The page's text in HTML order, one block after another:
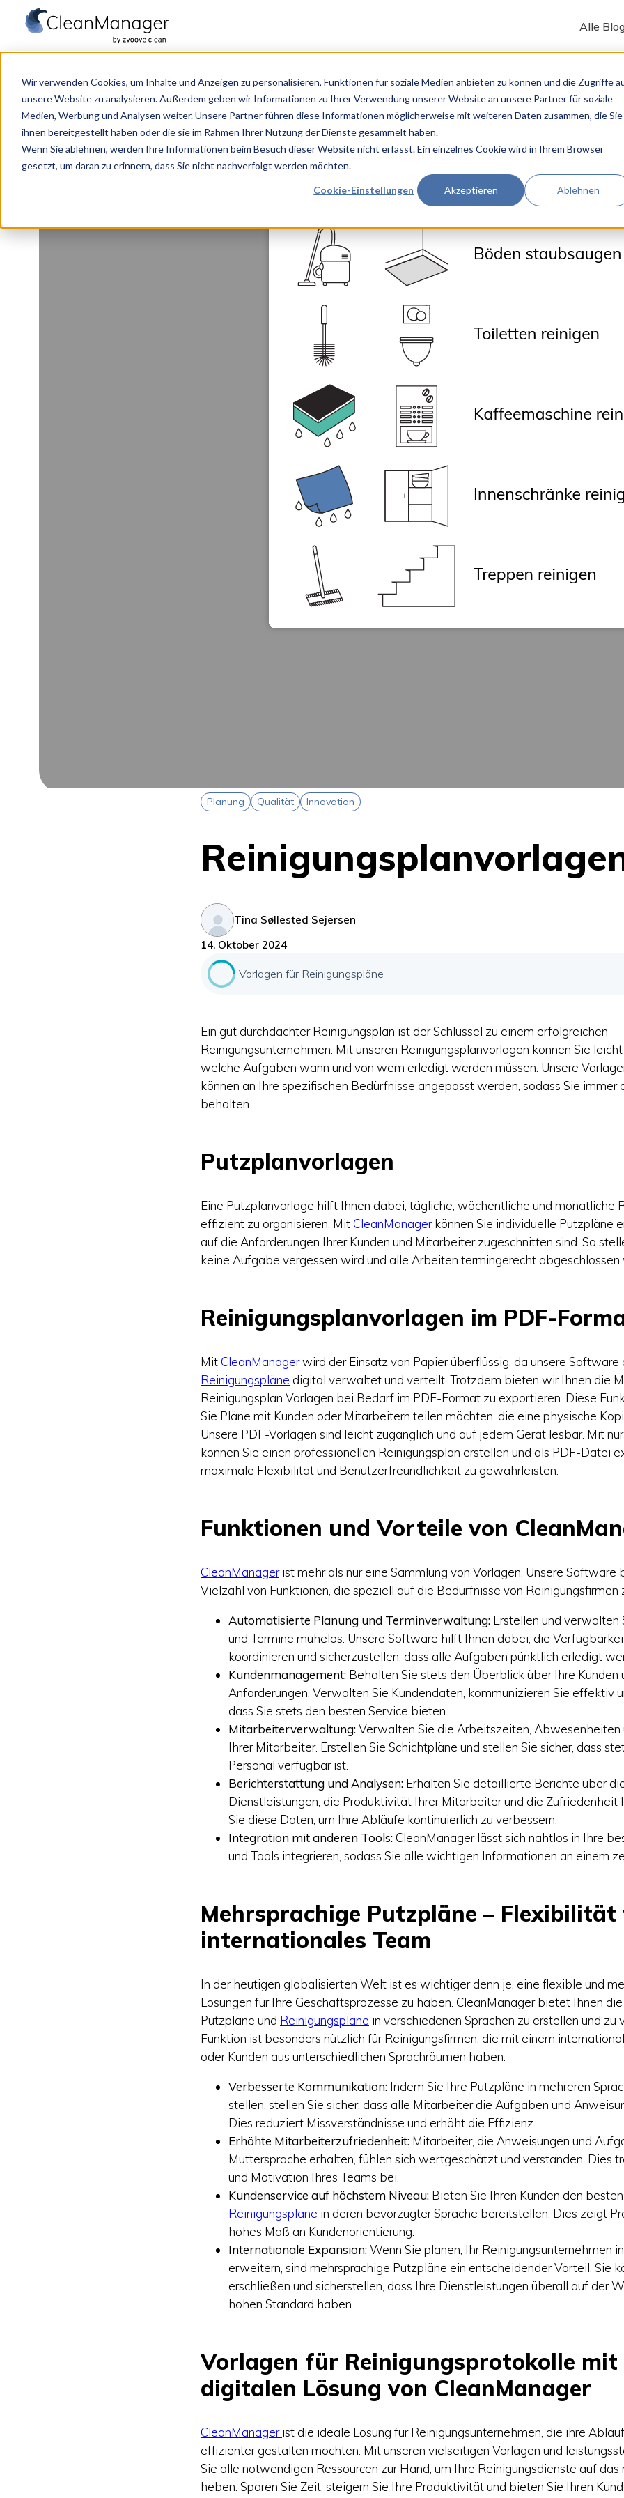
Wir verwenden Cookies, um Inhalte und Anzeigen zu personalisieren, Funktionen für soziale Medien anbieten zu können und die Zugriffe
unsere Website zu analysieren. Außerdem geben wir Informationen zu Ihrer Verwendung unserer Website an unsere Partner für soziale
Medien, Werbung und Analysen weiter. Unsere Partner führen diese Informationen möglicherweise mit weiteren Daten zusammen, die Sie
ihnen bereitgestellt haben oder die sie im Rahmen Ihrer Nutzung der Dienste gesammelt haben.
Wenn Sie ablehnen, werden Ihre Informationen beim Besuch dieser Website nicht erfasst. Ein einzelnes Cookie wird in Ihrem Browser
gesetzt, um daran zu erinnern, dass Sie nicht nachverfolgt werden möchten.
Cookie-Einstellungen Akzeptieren Ablehnen
a
e
Alle
Planung Qualität Innovation
Tina Søllested Sejersen
14. Oktober 2024
Vorlagen für Reinigungspläne
Ein gut durchdachter Reinigungsplan ist der Schlüssel zu einem erfolgreichen
Reinigungsunternehmen. Mit unseren Reinigungsplanvorlagen können Sie
welche Aufgaben wann und von wem erledigt werden müssen. Unsere
können an Ihre spezifischen Bedürfnisse angepasst werden, sodass Sie immer
behalten.
Putzplanvorlagen
Eine Putzplanvorlage hilft Ihnen dabei, tägliche, wöchentliche und monatliche
effizient zu organisieren. MitCleanManagerkönnen Sie individuelle Putzpläne
auf die Anforderungen Ihrer Kunden und Mitarbeiter zugeschnitten sind. So
keine Aufgabe vergessen wird und alle Arbeiten termingerecht abgeschlossen
Reinigungsplanvorlagen im PDF-
MitCleanManagerwird der Einsatz von Papier überflüssig, da unsere Software
Reinigungspläne digital verwaltet und verteilt. Trotzdem bieten wir Ihnen die
Reinigungsplan Vorlagen bei Bedarf im PDF-Format zu exportieren. Diese
Sie Pläne mit Kunden oder Mitarbeitern teilen möchten, die eine physische
Unsere PDF-Vorlagen sind leicht zugänglich und auf jedem Gerät lesbar. Mit
können Sie einen professionellen Reinigungsplan erstellen und als PDF-Datei
maximale Flexibilität und Benutzerfreundlichkeit zu gewährleisten.
Funktionen und Vorteile von
CleanManagerist mehr als nur eine Sammlung von Vorlagen. Unsere Software
Vielzahl von Funktionen, die speziell auf die Bedürfnisse von Reinigungsfirmen
Automatisierte Planung und Terminverwaltung: Erstellen und verwalten
und Termine mühelos. Unsere Software hilft Ihnen dabei, die
koordinieren und sicherzustellen, dass alle Aufgaben pünktlich erledigt
Kundenmanagement: Behalten Sie stets den Überblick über Ihre Kunden
Anforderungen. Verwalten Sie Kundendaten, kommunizieren Sie effektiv
dass Sie stets den besten Service bieten.
Mitarbeiterverwaltung:Verwalten Sie die Arbeitszeiten, Abwesenheiten
Ihrer Mitarbeiter. Erstellen Sie Schichtpläne und stellen Sie sicher, dass
Personal verfügbar ist.
Berichterstattung und Analysen: Erhalten Sie detaillierte Berichte über
Dienstleistungen, die Produktivität Ihrer Mitarbeiter und die Zufriedenheit
Sie diese Daten, um Ihre Abläufe kontinuierlich zu verbessern.
Integration mit anderen Tools:CleanManager lässt sich nahtlos in Ihre
und Tools integrieren, sodass Sie alle wichtigen Informationen an einem
Mehrsprachige Putzpläne –
internationales Team
In der heutigen globalisierten Welt ist es wichtiger denn je, eine flexible und
Lösungen für Ihre Geschäftsprozesse zu haben. CleanManager bietet Ihnen
Putzpläne und Reinigungspläne in verschiedenen Sprachen zu erstellen und zu
Funktion ist besonders nützlich für Reinigungsfirmen, die mit einem
oder Kunden aus unterschiedlichen Sprachräumen haben.
Verbesserte Kommunikation: Indem Sie Ihre Putzpläne in mehreren
stellen, stellen Sie sicher, dass alle Mitarbeiter die Aufgaben und
Dies reduziert Missverständnisse und erhöht die Effizienz.
Erhöhte Mitarbeiterzufriedenheit: Mitarbeiter, die Anweisungen und
Muttersprache erhalten, fühlen sich wertgeschätzt und verstanden. Dies
und Motivation Ihres Teams bei.
Kundenservice auf höchstem Niveau: Bieten Sie Ihren Kunden den
Reinigungspläne in deren bevorzugter Sprache bereitstellen. Dies zeigt
hohes Maß an Kundenorientierung.
Internationale Expansion:Wenn Sie planen, Ihr Reinigungsunternehmen
erweitern, sind mehrsprachige Putzpläne ein entscheidender Vorteil. Sie
erschließen und sicherstellen, dass Ihre Dienstleistungen überall auf der
hohen Standard haben.
Vorlagen für Reinigungsprotokolle mit
digitalen Lösung von CleanManager
CleanManagerist die ideale Lösung für Reinigungsunternehmen, die ihre
effizienter gestalten möchten. Mit unseren vielseitigen Vorlagen und
Sie alle notwendigen Ressourcen zur Hand, um Ihre Reinigungsdienste auf das
heben. Sparen Sie Zeit, steigern Sie Ihre Produktivität und bieten Sie Ihren